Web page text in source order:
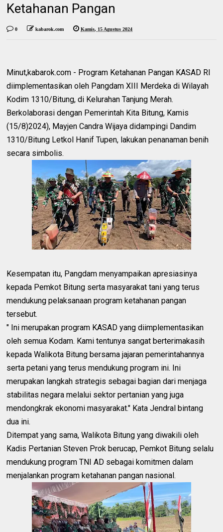
Ketahanan Pangan
0 kabarok.com Kamis, 15 Agustus 2024
Minut,kabarok.com - Program Ketahanan Pangan KASAD RI
diimplementasikan oleh Pangdam XIII Merdeka di Wilayah
Kodim 1310/Bitung, di Kelurahan Tanjung Merah.
Berkolaborasi dengan Pemerintah Kita Bitung, Kamis
(15/8)2024), Mayjen Candra Wijaya didampingi Dandim
1310/Bitung Letkol Hanif Tupen, lakukan penanaman benih
secara simbolis.
Kesempatan itu, Pangdam menyampaikan apresiasinya
kepada Pemkot Bitung serta masyarakat tani yang terus
mendukung pelaksanaan program ketahanan pangan
tersebut.
" Ini merupakan program KASAD yang diimplementasikan
oleh semua Kodam. Kami tentunya sangat berterimakasih
kepada Walikota Bitung bersama jajaran pemerintahannya
serta petani yang terus mendukung program ini. Ini
merupakan langkah strategis sebagai bagian dari menjaga
stabilitas negara melalui sektor pertanian yang juga
mendongkrak ekonomi masyarakat." Kata Jendral bintang
dua ini.
Ditempat yang sama, Walikota Bitung yang diwakili oleh
Kadis Pertanian Steven Prok berucap, Pemkot Bitung selalu
mendukung program TNI AD sebagai komitmen dalam
menjalankan program ketahanan pangan nasional.